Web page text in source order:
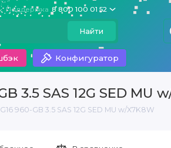
Поддержка 8 800 100 01 52
Найти
Конфигуратор
3.5 SAS 12G SED MU
960-GB 3.5 SAS 12G SED MU w/X7K8W